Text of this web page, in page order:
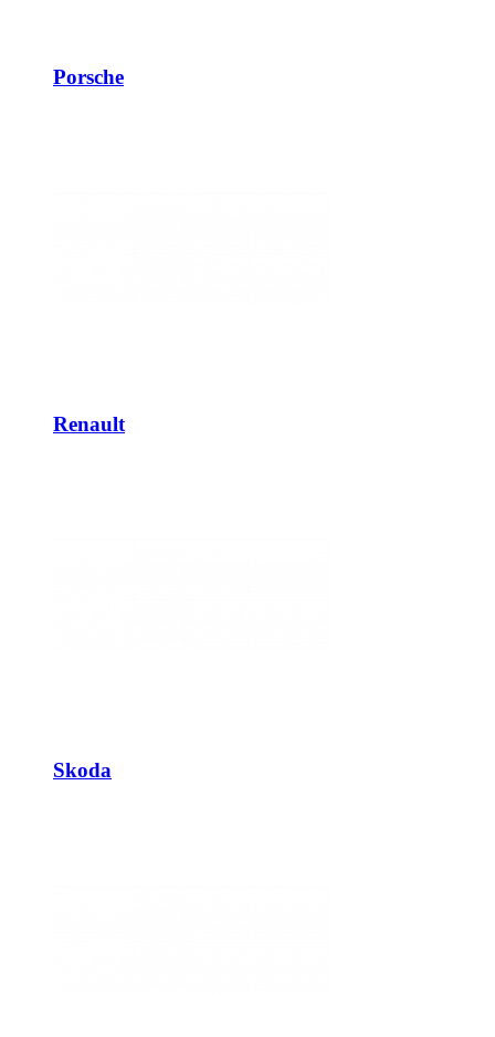
Porsche
Renault
Skoda